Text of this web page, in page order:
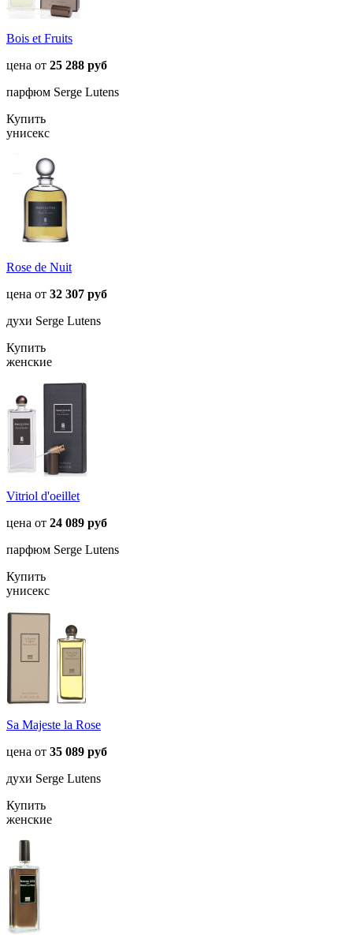
Bois et Fruits
цена от 25 288 руб
парфюм Serge Lutens
Купить
унисекс
Rose de Nuit
цена от 32 307 руб
духи Serge Lutens
Купить
женские
Vitriol d'oeillet
цена от 24 089 руб
парфюм Serge Lutens
Купить
унисекс
Sa Majeste la Rose
цена от 35 089 руб
духи Serge Lutens
Купить
женские